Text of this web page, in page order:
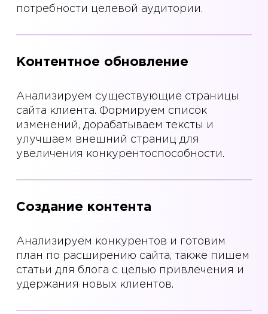
потребности целевой аудитории.
Контентное обновление
Анализируем существующие страницы
сайта клиента. Формируем список
изменений, дорабатываем тексты и
улучшаем внешний страниц для
увеличения конкурентоспособности.
Создание контента
Анализируем конкурентов и готовим
план по расширению сайта, также пишем
статьи для блога с целью привлечения и
удержания новых клиентов.